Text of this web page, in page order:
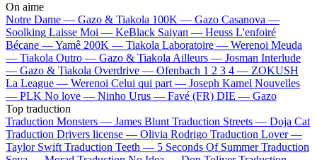
On aime
Notre Dame — Gazo & Tiakola 100K — Gazo Casanova —
Soolking Laisse Moi — KeBlack Saiyan — Heuss L'enfoiré
Bécane —Yamê 200K — Tiakola Laboratoire — Werenoi Meuda
— Tiakola Outro — Gazo & TiakolaAilleurs — Josman Interlude
— Gazo & Tiakola Overdrive — Ofenbach 1 2 3 4 — ZOKUSH
La League — Werenoi Celui qui part — Joseph Kamel Nouvelles
— PLK No love — Ninho Urus — Favé (FR) DIE — Gazo
Top traduction
Traduction Monsters — James Blunt Traduction Streets — Doja Cat
Traduction Drivers license — Olivia Rodrigo Traduction Lover —
Taylor Swift Traduction Teeth — 5 Seconds Of Summer Traduction